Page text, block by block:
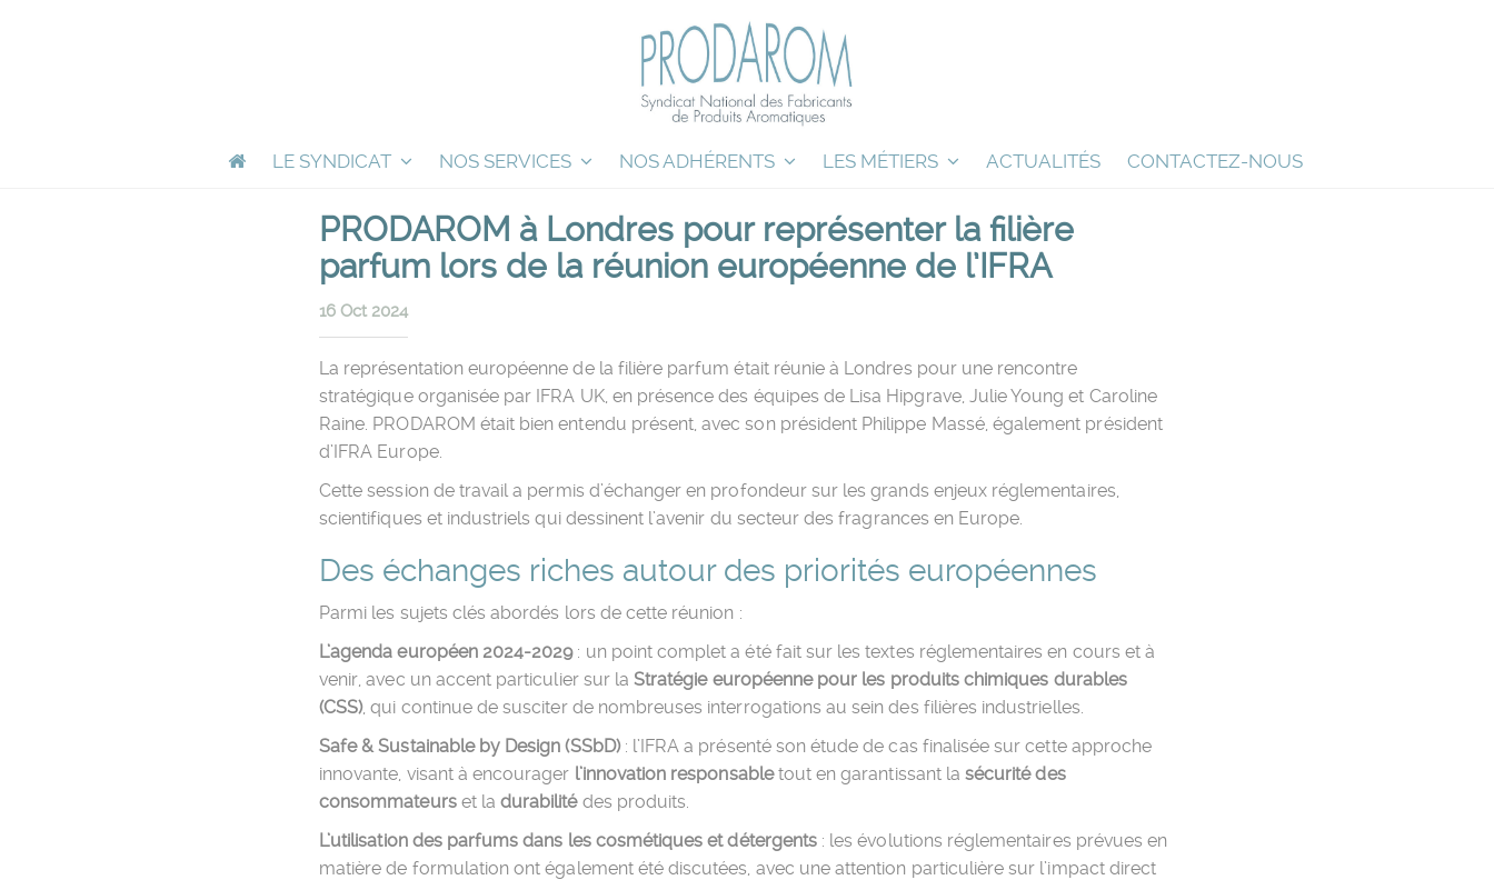
LE SYNDICAT NOS SERVICES NOS ADHÉRENTS LES MÉTIERS ACTUALITÉS CONTACTEZ-NOUS
PRODAROM à Londres pour représenter la filière
parfum lors de la réunion européenne de l’IFRA
16 Oct 2024
La représentation européenne de la filière parfum était réunie à Londres pour une rencontre
stratégique organisée par IFRA UK, en présence des équipes de Lisa Hipgrave, Julie Young et Caroline
Raine. PRODAROM était bien entendu présent, avec son président Philippe Massé, également président
d’IFRA Europe.
Cette session de travail a permis d’échanger en profondeur sur les grands enjeux réglementaires,
scientifiques et industriels qui dessinent l’avenir du secteur des fragrances en Europe.
Des échanges riches autour des priorités européennes
Parmi les sujets clés abordés lors de cette réunion :
L’agenda européen 2024-2029 : un point complet a été fait sur les textes réglementaires en cours et à
venir, avec un accent particulier sur laStratégie européenne pour les produits chimiques durables
(CSS), qui continue de susciter de nombreuses interrogations au sein des filières industrielles.
Safe & Sustainable by Design (SSbD) : l’IFRA a présenté son étude de cas finalisée sur cette approche
innovante, visant à encourager l’innovation responsabletout en garantissant lasécurité des
consommateurset ladurabilitédes produits.
L’utilisation des parfums dans les cosmétiques et détergents : les évolutions réglementaires prévues en
matière de formulation ont également été discutées, avec une attention particulière sur l’impact direct